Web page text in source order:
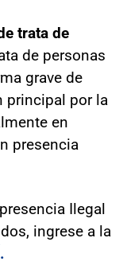
trata de
de personas
grave de
principal por la
en
presencia
Ilegal
ingrese a la